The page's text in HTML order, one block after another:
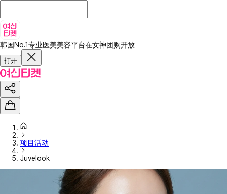
韩国No.1专业医美美容平台在女神团购开放
打开
项目活动
Juvelook